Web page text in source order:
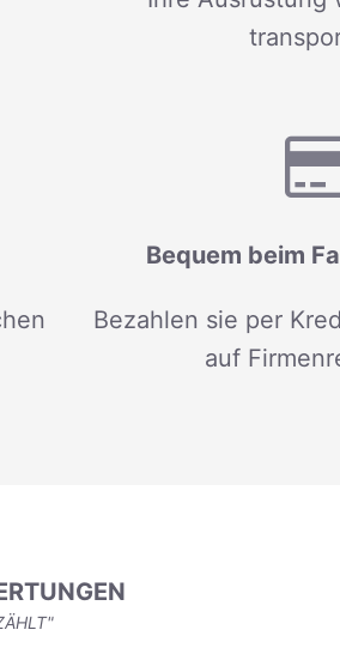
Bequem beim
Bezahlen sie per
auf